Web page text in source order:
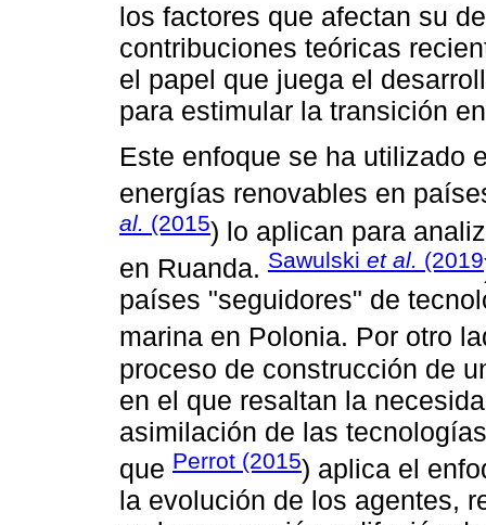
los factores que afectan su
contribuciones teóricas
el papel que juega el
para estimular la transición
Este enfoque se ha utilizado
energías renovables en
al. (2015) lo aplican para
en Ruanda. Sawulski et al. (2019
países "seguidores" de
marina en Polonia. Por otro
proceso de construcción de
en el que resaltan la
asimilación de las
que Perrot (2015) aplica el
la evolución de los agentes,